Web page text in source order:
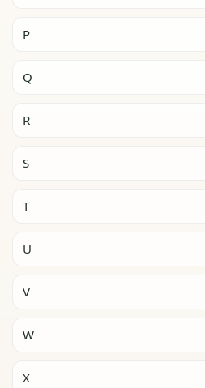
P
Q
R
S
T
U
V
W
X